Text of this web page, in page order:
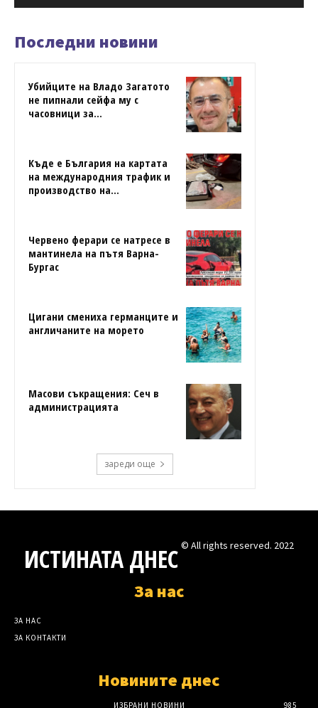
Последни новини
Убийците на Владо Загатото
не пипнали сейфа му с
часовници за...
Къде е България на картата
на международния трафик и
производство на...
Червено ферари се натресе в
мантинела на пътя Варна-
Бургас
Цигани смениха германците и
англичаните на морето
Масови съкращения: Сеч в
администрацията
зареди още
ИСТИНАТА ДНЕС © All rights reserved. 2022
За нас
ЗА НАС
ЗА КОНТАКТИ
Новините днес
ИЗБРАНИ НОВИНИ 985